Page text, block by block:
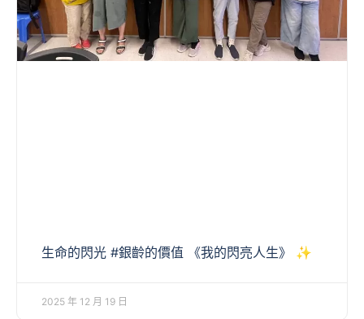
生命的閃光 #銀齡的價值 《我的閃亮人生》 ✨
2025 年 12 月 19 日